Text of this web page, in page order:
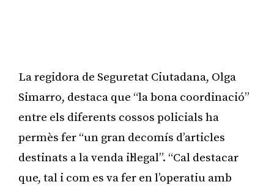
La regidora de Seguretat Ciutadana, Olga
Simarro, destaca que “la bona coordinació”
entre els diferents cossos policials ha
permès fer “un gran decomís d’articles
destinats a la venda il·legal”. “Cal destacar
que, tal i com es va fer en l’operatiu amb